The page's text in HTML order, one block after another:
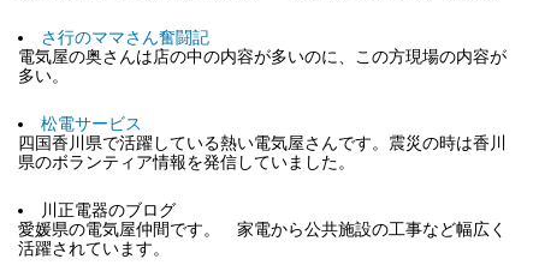
さ行のママさん奮闘記
電気屋の奥さんは店の中の内容が多いのに、この方現場の内容が
多い。
松電サービス
四国香川県で活躍している熱い電気屋さんです。震災の時は香川
県のボランティア情報を発信していました。
川正電器のブログ
愛媛県の電気屋仲間です。 家電から公共施設の工事など幅広く
活躍されています。